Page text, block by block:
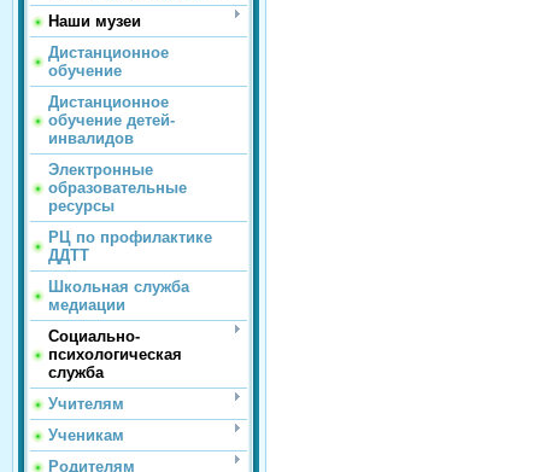
Наши музеи
Дистанционное
обучение
Дистанционное
обучение детей-
инвалидов
Электронные
образовательные
ресурсы
РЦ по профилактике
ДДТТ
Школьная служба
медиации
Социально-
психологическая
служба
Учителям
Ученикам
Родителям